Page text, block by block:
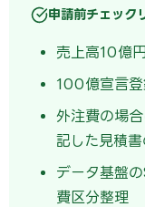
申請前チェック
売上高10億
100億宣言登
外注費の場
記した見積
データ基盤
費区分整理